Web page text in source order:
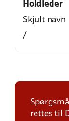
Holdleder
Skjult navn
/
rettes til